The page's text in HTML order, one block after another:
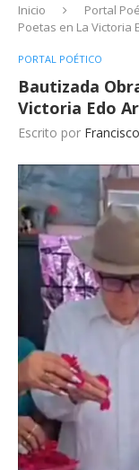
Inicio Portal
Poetas en La Victoria
PORTAL POÉTICO
Bautizada
Victoria Edo
Escrito por